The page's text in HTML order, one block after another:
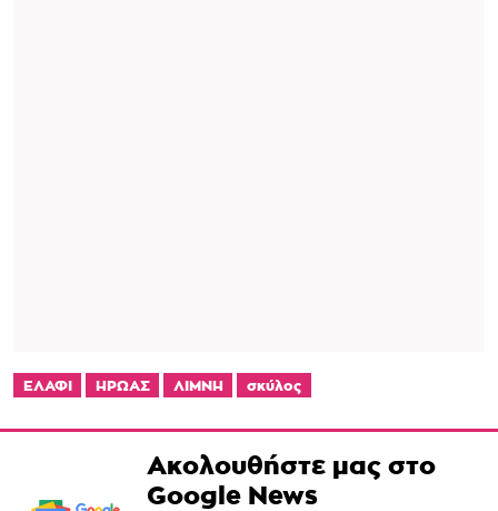
ΕΛΑΦΙ ΗΡΩΑΣ ΛΙΜΝΗ σκύλος
Ακολουθήστε μας στο
Google News